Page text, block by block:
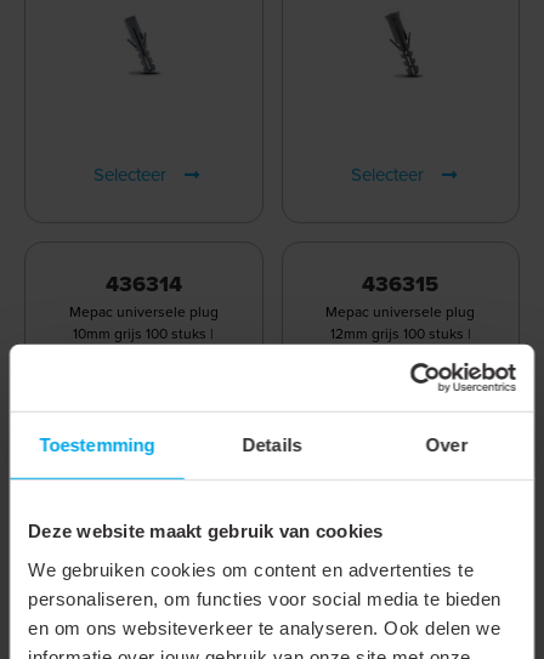
Toestemming Details Over
Deze website maakt gebruik van cookies
We gebruiken cookies om content en advertenties te
personaliseren, om functies voor social media te bieden
en om ons websiteverkeer te analyseren. Ook delen we
Selecteer Selecteer
436314
Mepac universele plug
10mm grijs 100 stuks |
Selecteer
436315
Mepac universele plug
12mm grijs 100 stuks |
Selecteer